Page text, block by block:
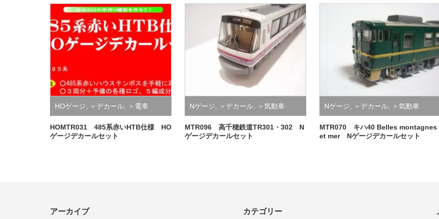
HOゲージ, ＞デカール, ＞電車
HOMTR031 485系赤いHTB仕様 HO
ゲージデカールセット
Nゲージ, ＞デカール, ＞気動車
MTR096 高千穂鉄道TR301・302 N
ゲージデカールセット
Nゲージ, ＞デカール, ＞気動車
MTR070 キハ40 Belles montagnes
et mer Nゲージデカールセット
アーカイブ カテゴリー